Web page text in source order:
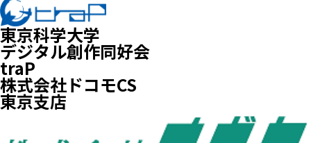
東京科学大学
デジタル創作同好会
traP
株式会社ドコモCS
東京支店